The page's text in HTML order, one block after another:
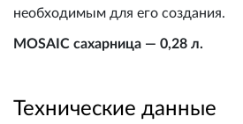
необходимым для его создания.
MOSAIC сахарница — 0,28 л.
Технические данные